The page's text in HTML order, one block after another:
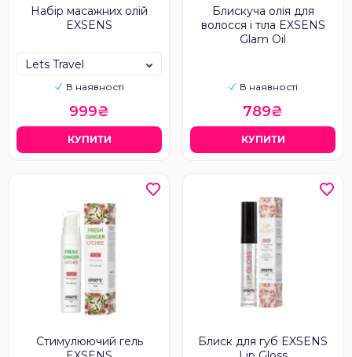
Набір масажних олій
EXSENS
В наявності
Lets Travel
999₴
КУПИТИ
Блискуча олія для
волосся і тіла EXSENS
Glam Oil
В наявності
789₴
КУПИТИ
Стимулюючий гель
Блиск для губ EXSENS